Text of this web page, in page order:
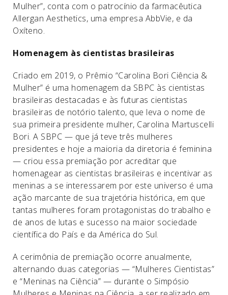
Mulher”, conta com o patrocínio da farmacêutica
Allergan Aesthetics, uma empresa AbbVie, e da
Oxíteno.
Homenagem às cientistas brasileiras
Criado em 2019, o Prêmio “Carolina Bori Ciência &
Mulher” é uma homenagem da SBPC às cientistas
brasileiras destacadas e às futuras cientistas
brasileiras de notório talento, que leva o nome de
sua primeira presidente mulher, Carolina Martuscelli
Bori. A SBPC — que já teve três mulheres
presidentes e hoje a maioria da diretoria é feminina
— criou essa premiação por acreditar que
homenagear as cientistas brasileiras e incentivar as
meninas a se interessarem por este universo é uma
ação marcante de sua trajetória histórica, em que
tantas mulheres foram protagonistas do trabalho e
de anos de lutas e sucesso na maior sociedade
científica do País e da América do Sul.
A cerimônia de premiação ocorre anualmente,
alternando duas categorias — “Mulheres Cientistas”
e “Meninas na Ciência” — durante o Simpósio